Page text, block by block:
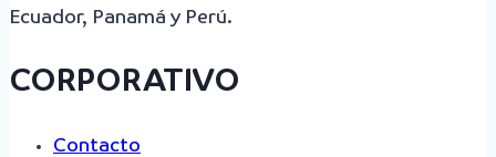
Ecuador, Panamá y Perú.
CORPORATIVO
Contacto